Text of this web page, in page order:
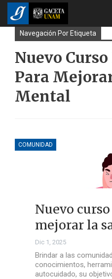
Navegación Por Etiqueta
Nuevo
Para
Mental
COMUNIDAD
Nuevo
mejorar la
Dic 1, 2025
Brindar a las
conocimientos,
autocuidado, su